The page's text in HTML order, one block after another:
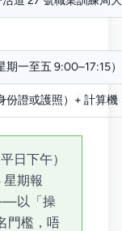
一至五 9:00–17:15）
份證或護照）+ 計算機
日下午）
期報
以「操
門檻，唔